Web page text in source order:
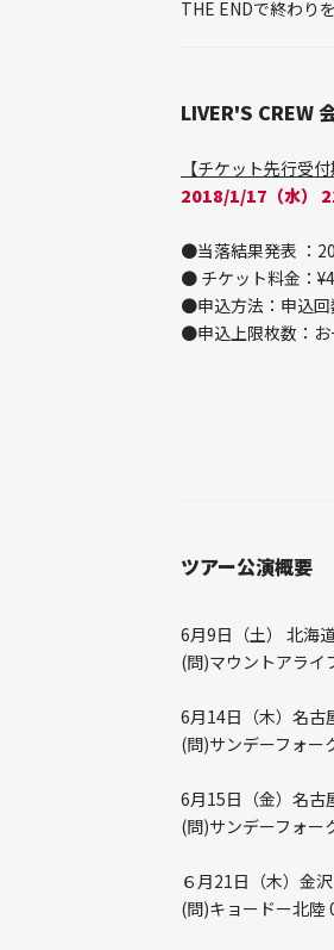
THE ENDで終わり
LIVER'S CREW
【チケット先行受付
2018/1/17（水）
●当落結果発表 ：
● チケット料金：
●申込方法：申込回
●申込上限枚数：お
ツアー公演概要
6月9日（土） 北海
(問)マウントアラ
6月14日（木）名
(問)サンデーフォー
6月15日（金）名
(問)サンデーフォー
６月21日（木）金
(問)キョードー北